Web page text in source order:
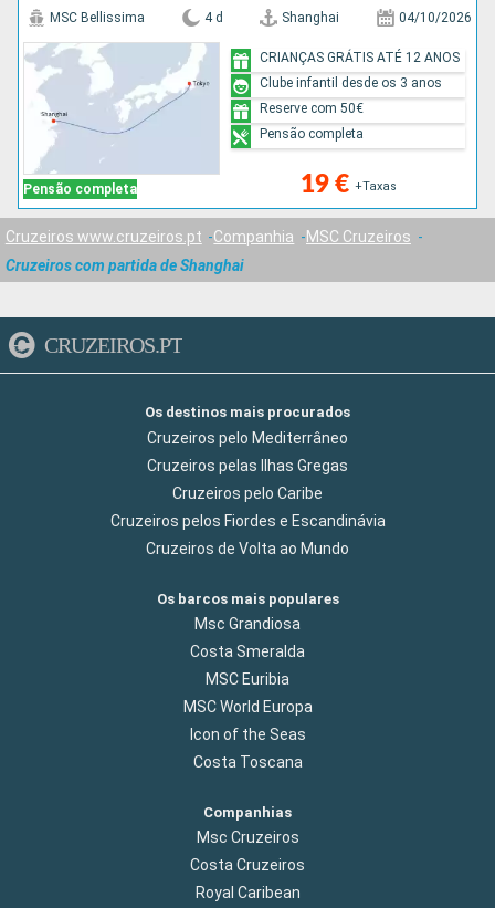
Pensão completa
MSC Bellissima 4 d Shanghai 04/10/2026
19 € +Taxas
CRIANÇAS GRÁTIS ATÉ 12 ANOS
Clube infantil desde os 3 anos
Reserve com 50€
Pensão completa
Cruzeiros www.cruzeiros.pt Companhia
MSC Cruzeiros
Cruzeiros com partida de Shanghai
CRUZEIROS.PT
Os destinos mais procurados
Cruzeiros pelo Mediterrâneo
Cruzeiros pelas Ilhas Gregas
Cruzeiros pelo Caribe
Cruzeiros pelos Fiordes e Escandinávia
Cruzeiros de Volta ao Mundo
Os barcos mais populares
Msc Grandiosa
Costa Smeralda
MSC Euribia
MSC World Europa
Icon of the Seas
Costa Toscana
Companhias
Msc Cruzeiros
Costa Cruzeiros
Royal Caribean